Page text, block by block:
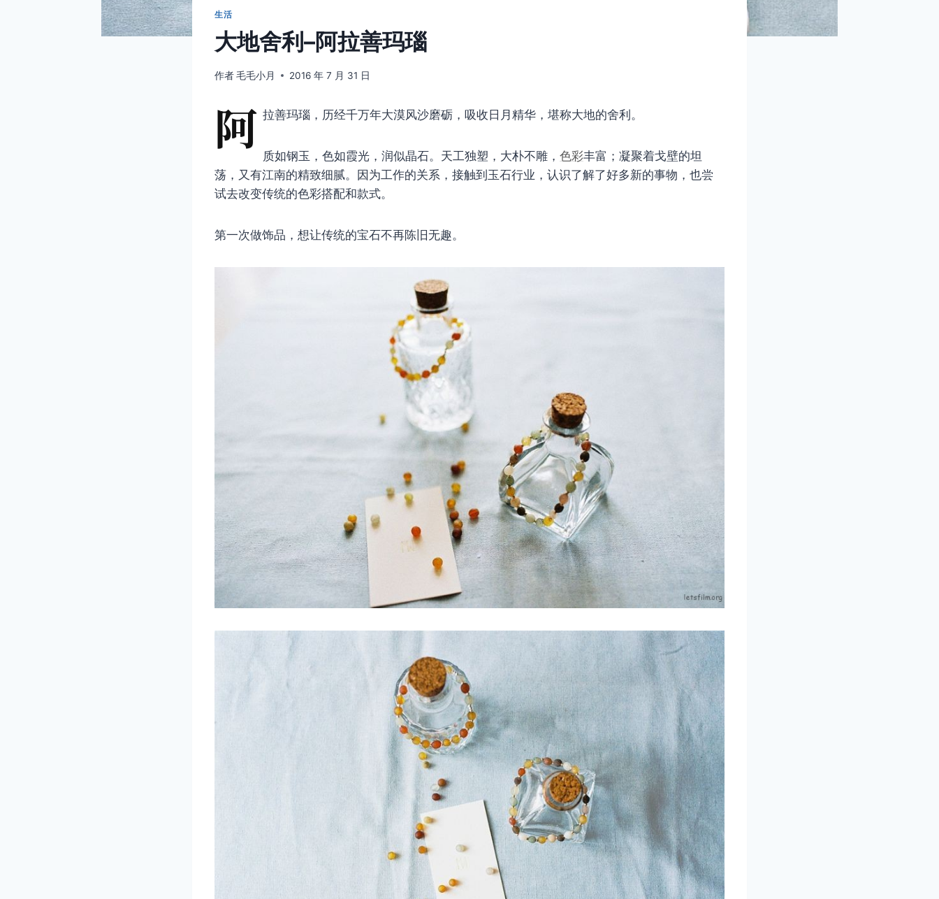
生活
大地舍利–阿拉善玛瑙
作者毛毛小月 2016 年 7 月 31 日
阿 拉善玛瑙，历经千万年大漠风沙磨砺，吸收日月精华，堪称大地的舍利。
质如钢玉，色如霞光，润似晶石。天工独塑，大朴不雕， 色彩丰富；凝聚着戈壁的坦
荡，又有江南的精致细腻。因为工作的关系，接触到玉石行业，认识了解了好多新的事物，也尝
试去改变传统的色彩搭配和款式。
第一次做饰品，想让传统的宝石不再陈旧无趣。